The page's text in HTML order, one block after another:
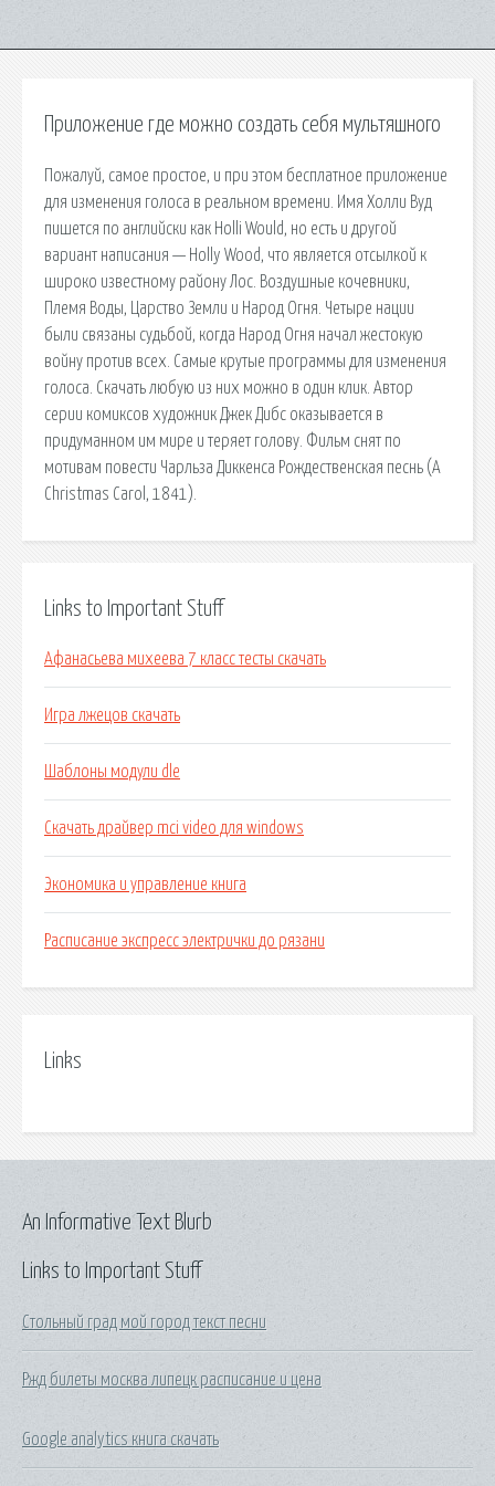
Приложение где можно создать себя мультяшного
Пожалуй, самое простое, и при этом бесплатное приложение
для изменения голоса в реальном времени. Имя Холли Вуд
пишется по английски как Holli Would, но есть и другой
вариант написания — Holly Wood, что является отсылкой к
широко известному району Лос. Воздушные кочевники,
Племя Воды, Царство Земли и Народ Огня. Четыре нации
были связаны судьбой, когда Народ Огня начал жестокую
войну против всех. Самые крутые программы для изменения
голоса. Скачать любую из них можно в один клик. Автор
серии комиксов художник Джек Дибс оказывается в
придуманном им мире и теряет голову. Фильм снят по
мотивам повести Чарльза Диккенса Рождественская песнь (A
Christmas Carol, 1841).
Links to Important Stuff
Афанасьева михеева 7 класс тесты скачать
Игра лжецов скачать
Шаблоны модули dle
Скачать драйвер mci video для windows
Экономика и управление книга
Расписание экспресс электрички до рязани
Links
Links to Important Stuff
Стольный град мой город текст песни
Ржд билеты москва липецк расписание и цена
Google analytics книга скачать
An Informative Text Blurb